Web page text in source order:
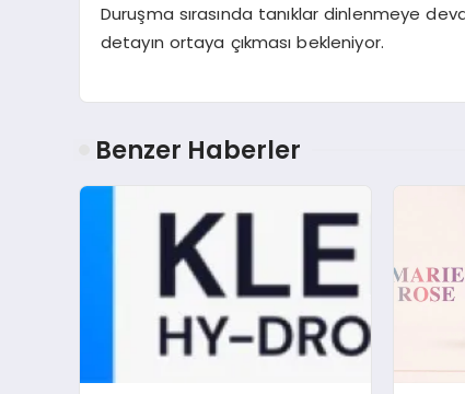
Duruşma sırasında tanıklar dinlenmeye
detayın ortaya çıkması bekleniyor.
Benzer Haberler